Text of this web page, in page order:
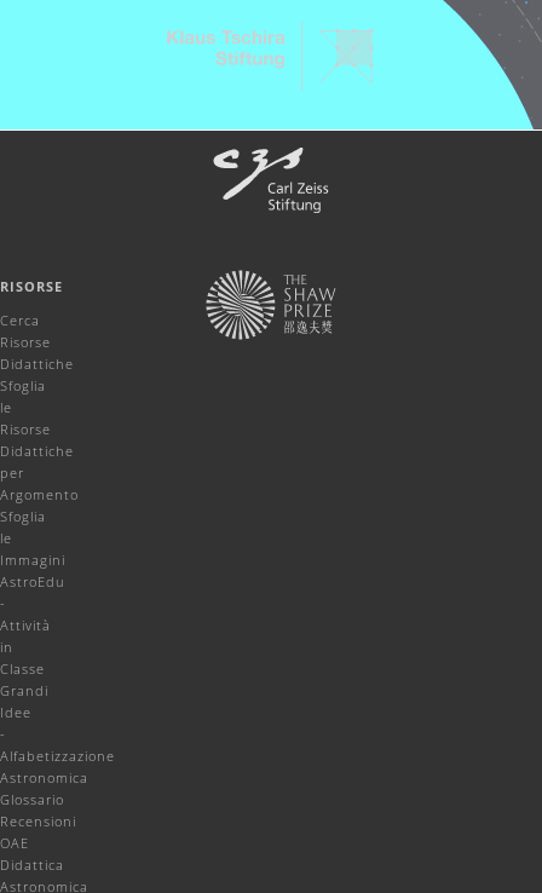
RISORSE
Cerca
Risorse
Didattiche
Sfoglia
le
Risorse
Didattiche
per
Argomento
Sfoglia
le
Immagini
AstroEdu
-
Attività
in
Classe
Grandi
Idee
-
Alfabetizzazione
Astronomica
Glossario
Recensioni
OAE
Didattica
Astronomica